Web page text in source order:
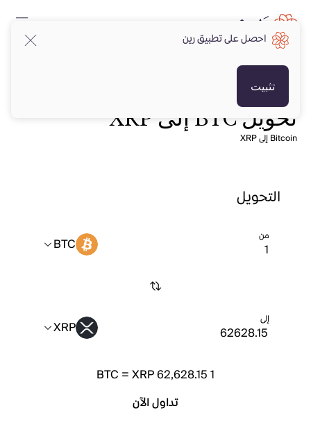
تحويل BTC إلى XRP
Bitcoin إلى XRP
التحويل
من BTC
إلى XRP
1
BTC =XRP 62,628.15
تداول الآن
احصل على تطبيق رين
تثبيت